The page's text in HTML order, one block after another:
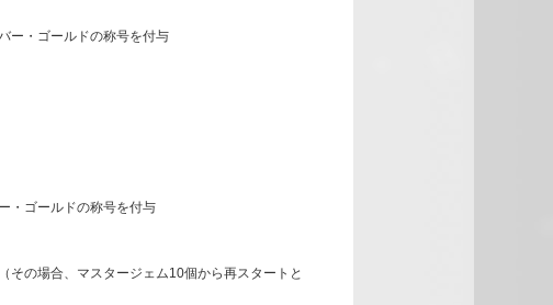
ー・ゴールドの称号を付与
・ゴールドの称号を付与
その場合、マスタージェム10個から再スタートと